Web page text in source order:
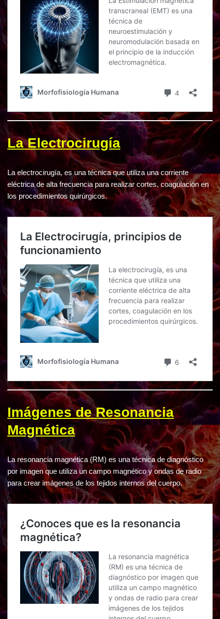
La Electrocirugía
La electrocirugía, es una técnica que utiliza una corriente
eléctrica de alta frecuencia para realizar cortes, coagulación en
los procedimientos quirúrgicos.
Imágenes de Resonancia
Magnética
La resonancia magnética (RM) es una técnica de diagnóstico
por imagen que utiliza un campo magnético y ondas de radio
para crear imágenes de los tejidos internos del cuerpo.